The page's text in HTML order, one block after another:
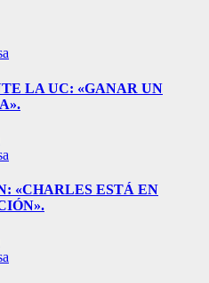
LA UC: «GANAR UN
«CHARLES ESTÁ EN